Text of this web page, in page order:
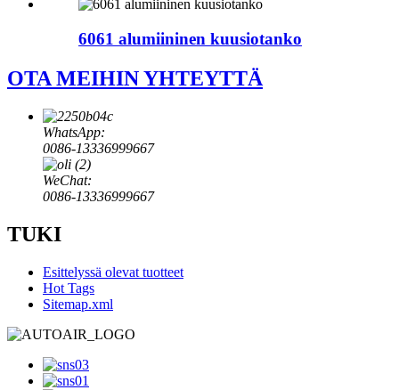
6061 alumiininen kuusiotanko
OTA MEIHIN YHTEYTTÄ
WhatsApp:
0086-13336999667
WeChat:
0086-13336999667
TUKI
Esittelyssä olevat tuotteet
Hot Tags
Sitemap.xml